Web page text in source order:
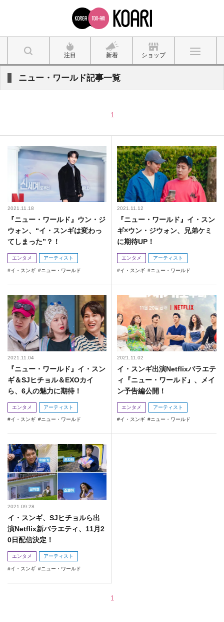
注目 新着 ショップ
ニュー・ワールド記事一覧
1
2021.11.18
『ニュー・ワールド』ウン・ジ
ウォン、“イ・スンギは変わっ
てしまった”？！
エンタメ アーティスト
イ・スンギ ニュー・ワールド
2021.11.12
『ニュー・ワールド』イ・スン
ギ×ウン・ジウォン、兄弟ケミ
に期待UP！
エンタメ アーティスト
イ・スンギ ニュー・ワールド
2021.11.04
『ニュー・ワールド』イ・スン
ギ＆SJヒチョル＆EXOカイ
ら、6人の魅力に期待！
エンタメ アーティスト
イ・スンギ ニュー・ワールド
2021.11.02
イ・スンギ出演Netflixバラエテ
ィ『ニュー・ワールド』、メイ
ン予告編公開！
エンタメ アーティスト
イ・スンギ ニュー・ワールド
2021.09.28
イ・スンギ、SJヒチョルら出
演Netflix新バラエティ、11月2
0日配信決定！
エンタメ アーティスト
イ・スンギ ニュー・ワールド
1